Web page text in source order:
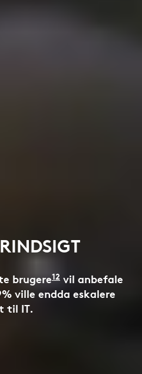
brugere12 Resultaterne
vil anbefale
ville endda eskalere
til IT.